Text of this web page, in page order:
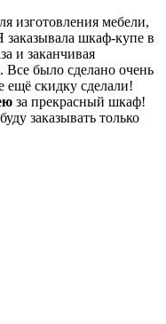
изготовления мебели,
шкаф-купе в
и заканчивая
было сделано очень
ещё скидку сделали!
за прекрасный шкаф!
заказывать только